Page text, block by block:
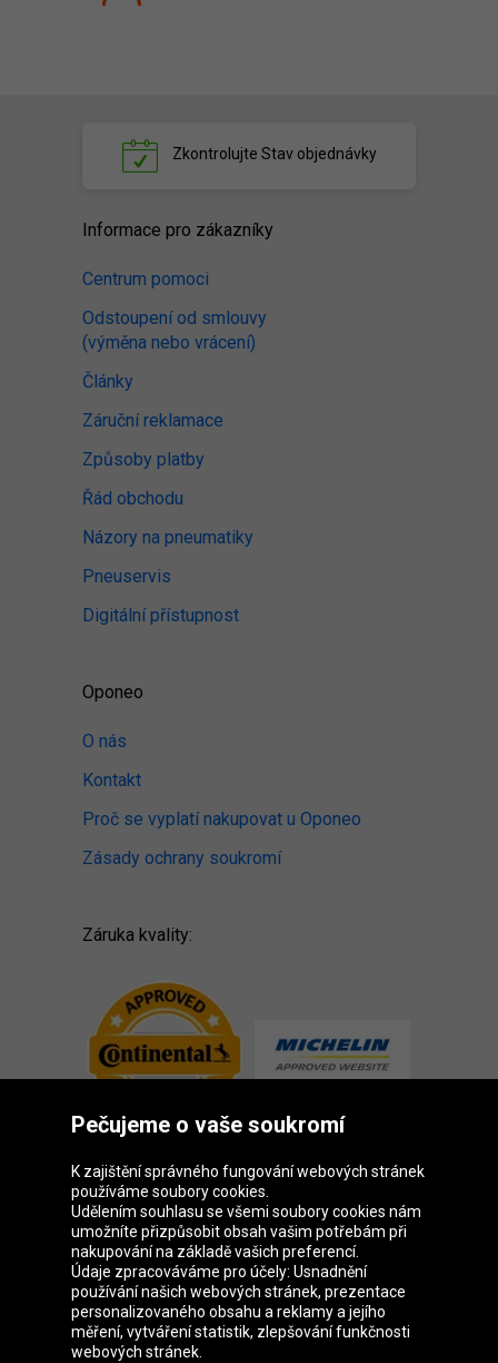
Zkontrolujte Stav objednávky
Informace pro zákazníky
Centrum pomoci
Odstoupení od smlouvy
(výměna nebo vrácení)
Články
Záruční reklamace
Způsoby platby
Řád obchodu
Názory na pneumatiky
Pneuservis
Digitální přístupnost
Oponeo
O nás
Kontakt
Proč se vyplatí nakupovat u Oponeo
Zásady ochrany soukromí
Záruka kvality:
Skupina Oponeo
Belgique Deutschland Éire España
Pečujeme o vaše soukromí
K zajištění správného fungování webových stránek
používáme soubory cookies.
Udělením souhlasu se všemi soubory cookies nám
umožníte přizpůsobit obsah vašim potřebám při
nakupování na základě vašich preferencí.
Údaje zpracováváme pro účely: Usnadnění
používání našich webových stránek, prezentace
personalizovaného obsahu a reklamy a jejího
měření, vytváření statistik, zlepšování funkčnosti
webových stránek.